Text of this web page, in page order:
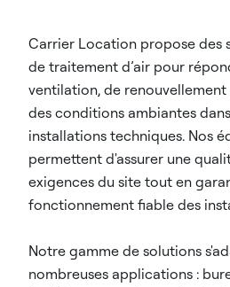
Carrier Location propose des
de traitement d’air pour
ventilation, de renouvellement
des conditions ambiantes
installations techniques. Nos
permettent d'assurer une
exigences du site tout en
fonctionnement fiable des
Notre gamme de solutions
nombreuses applications :